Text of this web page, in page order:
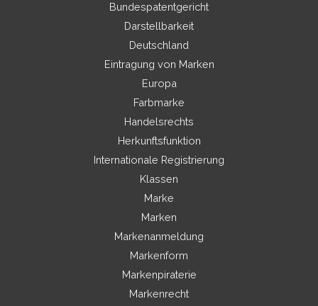
Bundespatentgericht
Darstellbarkeit
Deutschland
Eintragung von Marken
Europa
Farbmarke
Handelsrechts
Herkunftsfunktion
Internationale Registrierung
Klassen
Marke
Marken
Markenanmeldung
Markenform
Markenpiraterie
Markenrecht